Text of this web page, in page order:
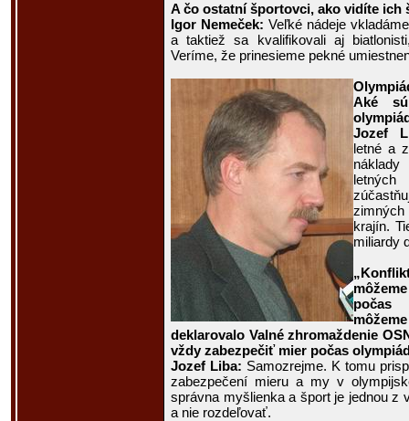
A čo ostatní športovci, ako vidíte ich
Igor Nemeček: Veľké nádeje
a taktiež sa kvalifikovali aj
Veríme, že prinesieme pekné
Aké
Jozef
letné a
krajín.
miliardy
počas
deklarovalo Valné zhromaždenie
vždy zabezpečiť mier počas
Jozef Liba: Samozrejme. K tomu
zabezpečení mieru a my v
správna myšlienka a šport je jednou z
a nie rozdeľovať.